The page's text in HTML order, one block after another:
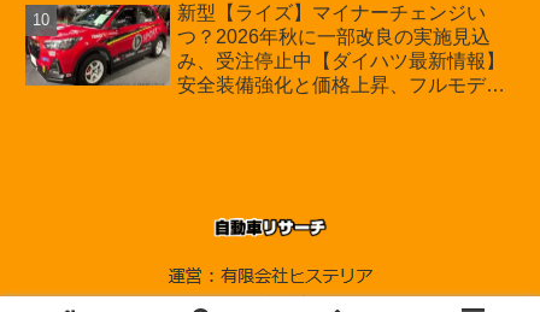
新型【ライズ】マイナーチェンジい
つ？2026年秋に一部改良の実施見込
み、受注停止中【ダイハツ最新情報】
安全装備強化と価格上昇、フルモデル
© 2010-2026 自動車リサーチ.